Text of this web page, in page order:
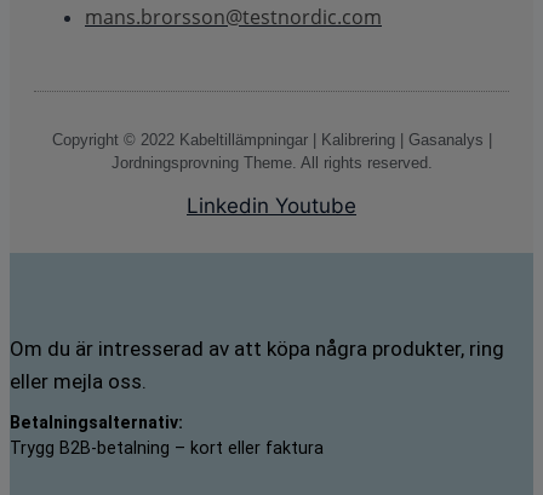
mans.brorsson@testnordic.com
Copyright © 2022 Kabeltillämpningar | Kalibrering | Gasanalys |
Jordningsprovning Theme. All rights reserved.
Linkedin Youtube
Om du är intresserad av att köpa några produkter, ring
eller mejla oss.
Betalningsalternativ:
Trygg B2B-betalning – kort eller faktura